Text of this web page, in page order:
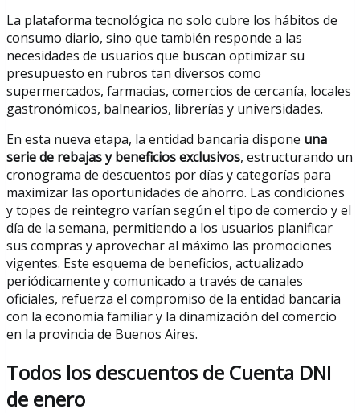
La plataforma tecnológica no solo cubre los hábitos de
consumo diario, sino que también responde a las
necesidades de usuarios que buscan optimizar su
presupuesto en rubros tan diversos como
supermercados, farmacias, comercios de cercanía, locales
gastronómicos, balnearios, librerías y universidades.
En esta nueva etapa, la entidad bancaria dispone una
serie de rebajas y beneficios exclusivos, estructurando un
cronograma de descuentos por días y categorías para
maximizar las oportunidades de ahorro. Las condiciones
y topes de reintegro varían según el tipo de comercio y el
día de la semana, permitiendo a los usuarios planificar
sus compras y aprovechar al máximo las promociones
vigentes. Este esquema de beneficios, actualizado
periódicamente y comunicado a través de canales
oficiales, refuerza el compromiso de la entidad bancaria
con la economía familiar y la dinamización del comercio
en la provincia de Buenos Aires.
Todos los descuentos de Cuenta DNI
de enero